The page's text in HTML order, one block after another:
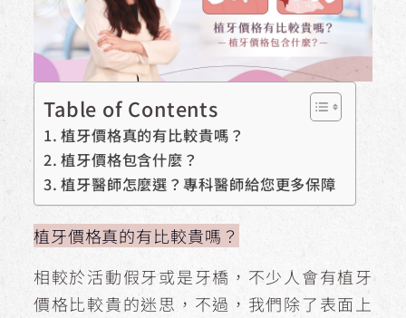
Table of Contents
植牙價格真的有比較貴嗎？
植牙價格包含什麼？
植牙醫師怎麼選？專科醫師給您更多保障
植牙價格真的有比較貴嗎？
相較於活動假牙或是牙橋，不少人會有植牙
價格比較貴的迷思，不過，我們除了表面上